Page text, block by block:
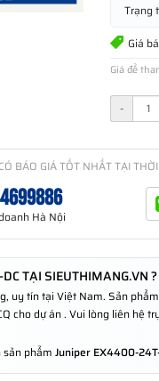
Trạng
Giá
Giá để
-
BÁO GIÁ TỐT NHẤT TẠI
Hà Nội
TẠI SIEUTHIMANG.VN ?
uy tín tại Việt Nam. Sản phẩm
cho dự án . Vui lòng liên hệ
phẩm Juniper EX4400-